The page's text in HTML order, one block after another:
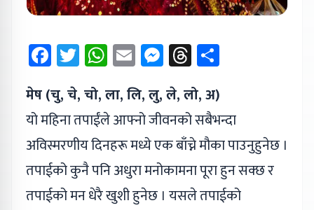
Facebook
Twitter
WhatsApp
EmailMessenger
Threads
मेष (चु, चे, चो, ला, लि, लु, ले, लो, अ)
यो महिना तपाईंले आफ्नो जीवनको सबैभन्दा
अविस्मरणीय दिनहरू मध्ये एक बाँच्ने मौका पाउनुहुनेछ ।
तपाईको कुनै पनि अधुरा मनोकामना पूरा हुन सक्छ र
तपाईको मन धेरै खुशी हुनेछ । यसले तपाईको